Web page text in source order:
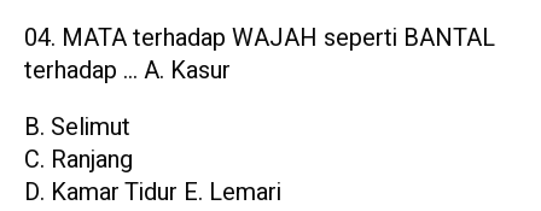
MATA terhadap WAJAH seperti BANTAL
terhadap … A. Kasur
B. Selimut
C. Ranjang
D. Kamar Tidur E. Lemari